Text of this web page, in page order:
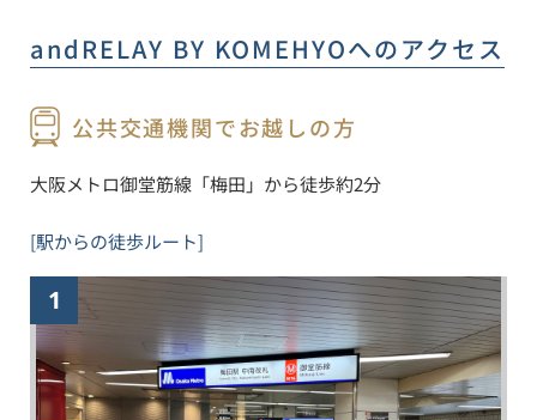
andRELAY BY KOMEHYOへのアクセス
公共交通機関でお越しの方
大阪メトロ御堂筋線「梅田」から徒歩約2分
[駅からの徒歩ルート]
1